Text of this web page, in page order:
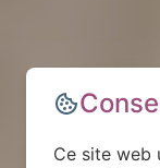
Ce site web